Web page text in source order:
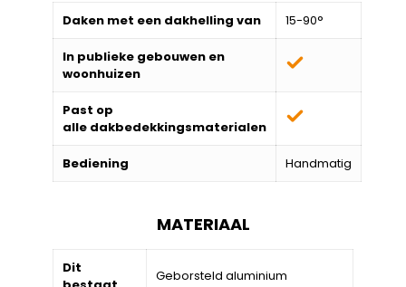
Daken met een dakhelling van 15-90°
In publieke gebouwen en
woonhuizen
Past op
alle dakbedekkingsmaterialen
Bediening Handmatig
MATERIAAL
Dit
Geborsteld aluminium